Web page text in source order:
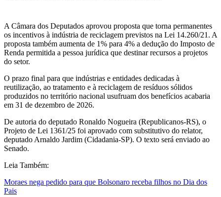
A Câmara dos Deputados aprovou proposta que torna permanentes
os incentivos à indústria de reciclagem previstos na Lei 14.260/21. A
proposta também aumenta de 1% para 4% a dedução do Imposto de
Renda permitida a pessoa jurídica que destinar recursos a projetos
do setor.
O prazo final para que indústrias e entidades dedicadas à
reutilização, ao tratamento e à reciclagem de resíduos sólidos
produzidos no território nacional usufruam dos benefícios acabaria
em 31 de dezembro de 2026.
De autoria do deputado Ronaldo Nogueira (Republicanos-RS), o
Projeto de Lei 1361/25 foi aprovado com substitutivo do relator,
deputado Arnaldo Jardim (Cidadania-SP). O texto será enviado ao
Senado.
Leia Também:
Moraes nega pedido para que Bolsonaro receba filhos no Dia dos
Pais